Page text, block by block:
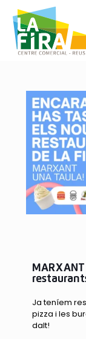
nous
Ja teníem
pizza i les
dalt!